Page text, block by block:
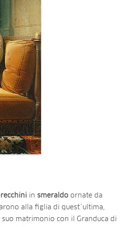
in smeraldo ornate da
alla figlia di quest´ultima,
suo matrimonio con il Granduca di